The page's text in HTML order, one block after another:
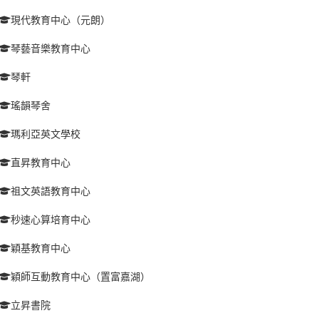
現代教育中心（元朗）
琴藝音樂教育中心
琴軒
瑤韻琴舍
瑪利亞英文學校
直昇教育中心
祖文英語教育中心
秒速心算培育中心
穎基教育中心
穎師互動教育中心（置富嘉湖）
立昇書院